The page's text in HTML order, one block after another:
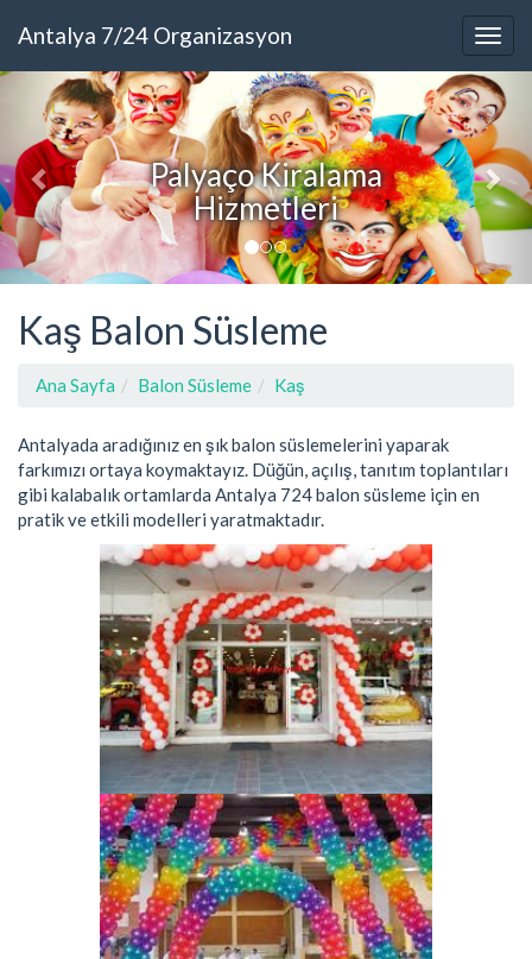
Antalya 7/24 Organizasyon
Palyaço Kiralama
Hizmetleri
Kaş Balon Süsleme
Ana Sayfa Balon Süsleme Kaş
Antalyada aradığınız en şık balon süslemelerini yaparak
farkımızı ortaya koymaktayız. Düğün, açılış, tanıtım toplantıları
gibi kalabalık ortamlarda Antalya 724 balon süsleme için en
pratik ve etkili modelleri yaratmaktadır.